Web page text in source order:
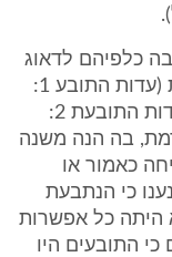
כלפיהם לדאוג
לאשרת עבודה כדין, אך לא עשתה זאת (עדות התובע 1:
עמ' 5 לפרוטוקול העדות המוקדמת; עדות התובעת 2:
בה הנה משנה
כאמור או
כי הנתבעת
היתה כל אפשרות
כי התובעים היו